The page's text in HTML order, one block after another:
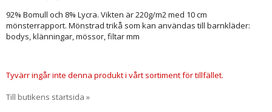
92% Bomull och 8% Lycra. Vikten är 220g/m2 med 10 cm
mönsterrapport. Mönstrad trikå som kan användas till barnkläder:
bodys, klänningar, mössor, filtar mm
Tyvärr ingår inte denna produkt i vårt sortiment för tillfället.
Till butikens startsida »